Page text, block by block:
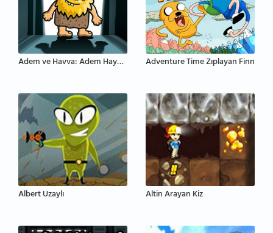
Adem ve Havva: Adem Hayalet Adventure Time Zıplayan Finn
Albert Uzaylı Altin Arayan Kiz